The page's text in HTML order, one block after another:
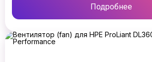
Подробнее